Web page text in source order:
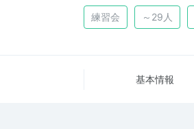
練習会 ～29人
基本情報